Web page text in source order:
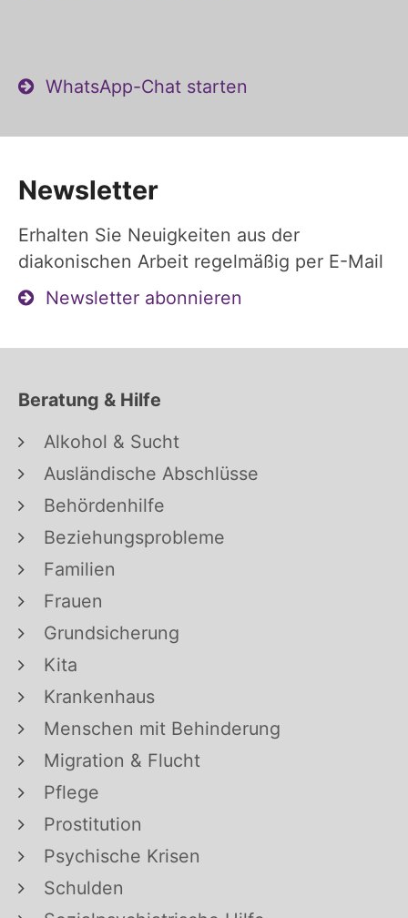
WhatsApp-Chat starten
Newsletter
Erhalten Sie Neuigkeiten aus der
diakonischen Arbeit regelmäßig per E-Mail
Newsletter abonnieren
Beratung & Hilfe
Alkohol & Sucht
Ausländische Abschlüsse
Behördenhilfe
Beziehungsprobleme
Familien
Frauen
Grundsicherung
Kita
Krankenhaus
Menschen mit Behinderung
Migration & Flucht
Pflege
Prostitution
Psychische Krisen
Schulden